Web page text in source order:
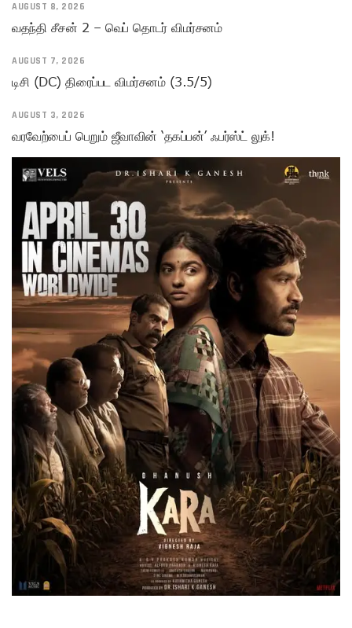
AUGUST 8, 2026
வதந்தி சீசன் 2 – வெப் தொடர் விமர்சனம்
AUGUST 7, 2026
டிசி (DC) திரைப்பட விமர்சனம் (3.5/5)
AUGUST 3, 2026
வரவேற்பைப் பெறும் ஜீவாவின் ‘தகப்பன்’ ஃபர்ஸ்ட் லுக்!